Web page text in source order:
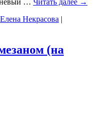
… Читать далее →
Елена Некрасова
(на